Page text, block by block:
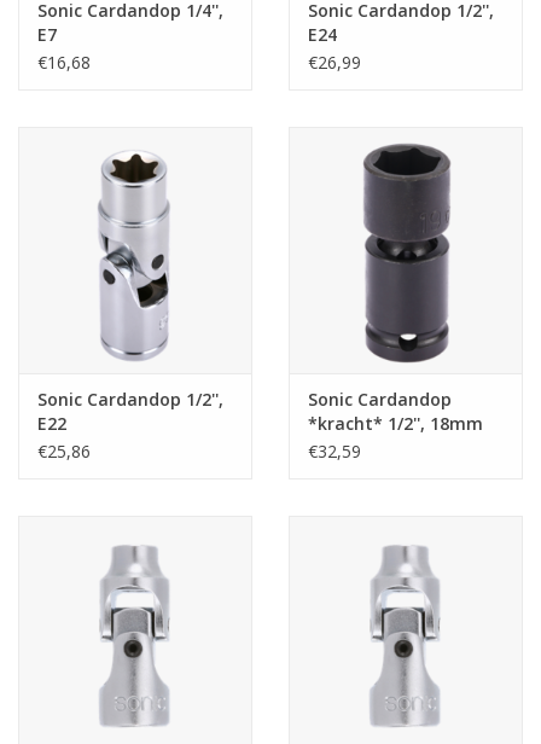
Sonic Cardandop 1/4'',
E7
€16,68
Sonic Cardandop 1/2'',
E24
€26,99
Sonic Cardandop 1/2'',
E22
€25,86
Sonic Cardandop
*kracht* 1/2'', 18mm
€32,59